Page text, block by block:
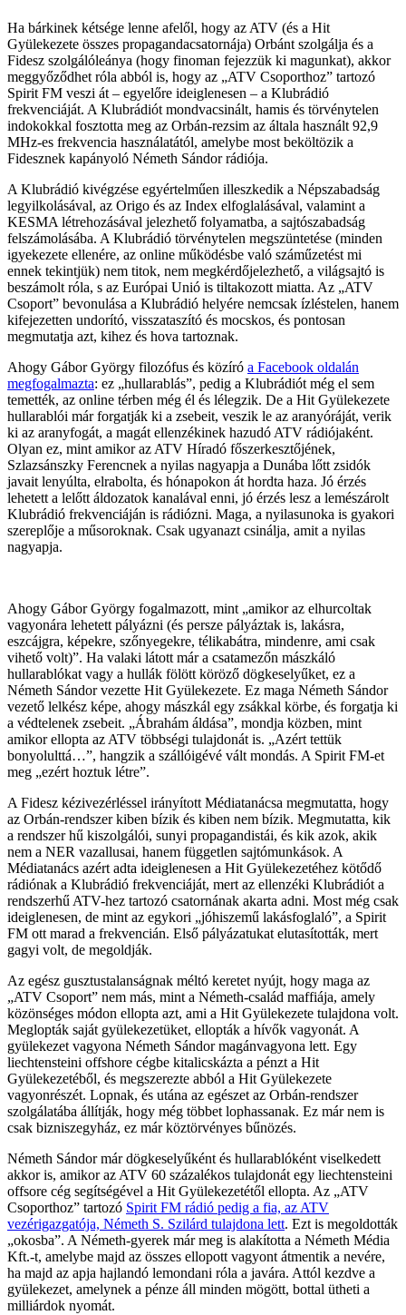
Ha bárkinek kétsége lenne afelől, hogy az ATV (és a Hit
Gyülekezete összes propagandacsatornája) Orbánt szolgálja és a
Fidesz szolgálóleánya (hogy finoman fejezzük ki magunkat), akkor
meggyőződhet róla abból is, hogy az „ATV Csoporthoz” tartozó
Spirit FM veszi át – egyelőre ideiglenesen – a Klubrádió
frekvenciáját. A Klubrádiót mondvacsinált, hamis és törvénytelen
indokokkal fosztotta meg az Orbán-rezsim az általa használt 92,9
MHz-es frekvencia használatától, amelybe most beköltözik a
Fidesznek kapányoló Németh Sándor rádiója.
A Klubrádió kivégzése egyértelműen illeszkedik a Népszabadság
legyilkolásával, az Origo és az Index elfoglalásával, valamint a
KESMA létrehozásával jelezhető folyamatba, a sajtószabadság
felszámolásába. A Klubrádió törvénytelen megszüntetése (minden
igyekezete ellenére, az online működésbe való száműzetést mi
ennek tekintjük) nem titok, nem megkérdőjelezhető, a világsajtó is
beszámolt róla, s az Európai Unió is tiltakozott miatta. Az „ATV
Csoport” bevonulása a Klubrádió helyére nemcsak ízléstelen, hanem
kifejezetten undorító, visszataszító és mocskos, és pontosan
megmutatja azt, kihez és hova tartoznak.
Ahogy Gábor György filozófus és közíró a Facebook oldalán
megfogalmazta: ez „hullarablás”, pedig a Klubrádiót még el sem
temették, az online térben még él és lélegzik. De a Hit Gyülekezete
hullarablói már forgatják ki a zsebeit, veszik le az aranyóráját, verik
ki az aranyfogát, a magát ellenzékinek hazudó ATV rádiójaként.
Olyan ez, mint amikor az ATV Híradó főszerkesztőjének,
Szlazsánszky Ferencnek a nyilas nagyapja a Dunába lőtt zsidók
javait lenyúlta, elrabolta, és hónapokon át hordta haza. Jó érzés
lehetett a lelőtt áldozatok kanalával enni, jó érzés lesz a lemészárolt
Klubrádió frekvenciáján is rádiózni. Maga, a nyilasunoka is gyakori
szereplője a műsoroknak. Csak ugyanazt csinálja, amit a nyilas
nagyapja.
Ahogy Gábor György fogalmazott, mint „amikor az elhurcoltak
vagyonára lehetett pályázni (és persze pályáztak is, lakásra,
eszcájgra, képekre, szőnyegekre, télikabátra, mindenre, ami csak
vihető volt)”. Ha valaki látott már a csatamezőn mászkáló
hullarablókat vagy a hullák fölött köröző dögkeselyűket, ez a
Németh Sándor vezette Hit Gyülekezete. Ez maga Németh Sándor
vezető lelkész képe, ahogy mászkál egy zsákkal körbe, és forgatja ki
a védtelenek zsebeit. „Ábrahám áldása”, mondja közben, mint
amikor ellopta az ATV többségi tulajdonát is. „Azért tettük
bonyolulttá…”, hangzik a szállóigévé vált mondás. A Spirit FM-et
meg „ezért hoztuk létre”.
A Fidesz kézivezérléssel irányított Médiatanácsa megmutatta, hogy
az Orbán-rendszer kiben bízik és kiben nem bízik. Megmutatta, kik
a rendszer hű kiszolgálói, sunyi propagandistái, és kik azok, akik
nem a NER vazallusai, hanem független sajtómunkások. A
Médiatanács azért adta ideiglenesen a Hit Gyülekezetéhez kötődő
rádiónak a Klubrádió frekvenciáját, mert az ellenzéki Klubrádiót a
rendszerhű ATV-hez tartozó csatornának akarta adni. Most még csak
ideiglenesen, de mint az egykori „jóhiszemű lakásfoglaló”, a Spirit
FM ott marad a frekvencián. Első pályázatukat elutasították, mert
gagyi volt, de megoldják.
Az egész gusztustalanságnak méltó keretet nyújt, hogy maga az
„ATV Csoport” nem más, mint a Németh-család maffiája, amely
közönséges módon ellopta azt, ami a Hit Gyülekezete tulajdona volt.
Meglopták saját gyülekezetüket, ellopták a hívők vagyonát. A
gyülekezet vagyona Németh Sándor magánvagyona lett. Egy
liechtensteini offshore cégbe kitalicskázta a pénzt a Hit
Gyülekezetéből, és megszerezte abból a Hit Gyülekezete
vagyonrészét. Lopnak, és utána az egészet az Orbán-rendszer
szolgálatába állítják, hogy még többet lophassanak. Ez már nem is
csak bizniszegyház, ez már köztörvényes bűnözés.
Németh Sándor már dögkeselyűként és hullarablóként viselkedett
akkor is, amikor az ATV 60 százalékos tulajdonát egy liechtensteini
offsore cég segítségével a Hit Gyülekezetétől ellopta. Az „ATV
Csoporthoz” tartozó Spirit FM rádió pedig a fia, az ATV
vezérigazgatója, Németh S. Szilárd tulajdona lett. Ezt is megoldották
„okosba”. A Németh-gyerek már meg is alakította a Németh Média
Kft.-t, amelybe majd az összes ellopott vagyont átmentik a nevére,
ha majd az apja hajlandó lemondani róla a javára. Attól kezdve a
gyülekezet, amelynek a pénze áll minden mögött, bottal ütheti a
milliárdok nyomát.